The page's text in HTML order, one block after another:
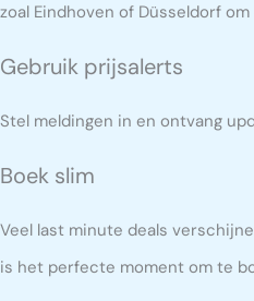
zoal Eindhoven of Düsseldorf
Gebruik prijsalerts
Stel meldingen in en ontvang
Boek slim
Veel last minute deals
is het perfecte moment om te